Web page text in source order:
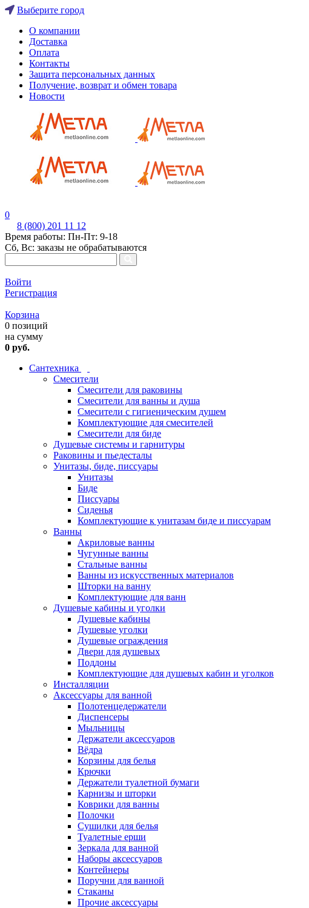
Выберите город
О компании
Доставка
Оплата
Контакты
Защита персональных данных
Получение, возврат и обмен товара
Новости
0
8 (800) 201 11 12
Время работы: Пн-Пт: 9-18
Сб, Вс: заказы не обрабатываются
Войти
Регистрация
Корзина
0 позиций
на сумму
0 руб.
Сантехника
Смесители
Смесители для раковины
Смесители для ванны и душа
Смесители с гигиеническим душем
Комплектующие для смесителей
Смесители для биде
Душевые системы и гарнитуры
Раковины и пьедесталы
Унитазы, биде, писсуары
Унитазы
Биде
Писсуары
Сиденья
Комплектующие к унитазам биде и писсуарам
Ванны
Акриловые ванны
Чугунные ванны
Стальные ванны
Ванны из искусственных материалов
Шторки на ванну
Комплектующие для ванн
Душевые кабины и уголки
Душевые кабины
Душевые уголки
Душевые ограждения
Двери для душевых
Поддоны
Комплектующие для душевых кабин и уголков
Инсталляции
Аксессуары для ванной
Полотенцедержатели
Диспенсеры
Мыльницы
Держатели аксессуаров
Вёдра
Корзины для белья
Крючки
Держатели туалетной бумаги
Карнизы и шторки
Коврики для ванны
Полочки
Сушилки для белья
Туалетные ерши
Зеркала для ванной
Наборы аксессуаров
Контейнеры
Поручни для ванной
Стаканы
Прочие аксессуары